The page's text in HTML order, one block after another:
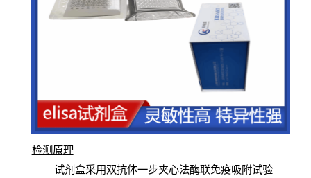
检测原理
试剂盒采用双抗体一步夹心法酶联免疫吸附试验